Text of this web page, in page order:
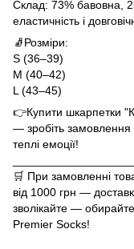
Склад: 73% бавовна,
еластичність і
🧦Розміри:
S (36–39)
M (40–42)
L (43–45)
👉Купити шкарпетки
— зробіть замовлення
теплі емоції!
🛒 При замовленні
від 1000 грн —
зволікайте —
Premier Socks!